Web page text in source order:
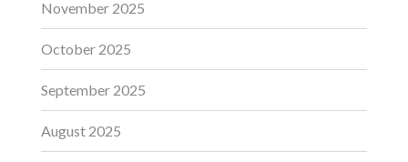
November 2025
October 2025
September 2025
August 2025